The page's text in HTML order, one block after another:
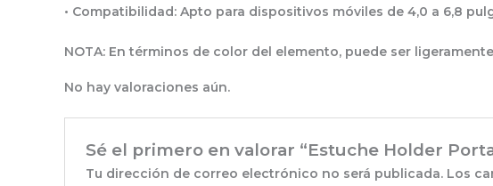
• Compatibilidad: Apto para dispositivos móviles de 4,0 a 6,8
NOTA: En términos de color del elemento, puede ser
No hay valoraciones aún.
Sé el primero en valorar “Estuche Holder
Tu dirección de correo electrónico no será publicada. Los